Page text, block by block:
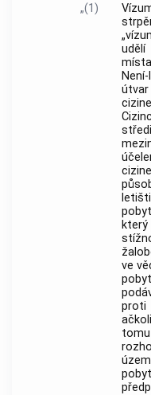
„(1)
ve
proti